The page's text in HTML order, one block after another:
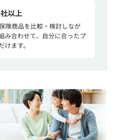
以上
険商品を比較・検討しなが
み合わせて、自分に合ったプ
けます。